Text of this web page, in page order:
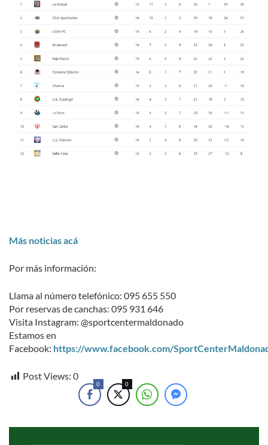
Más noticias acá
Por más información:
Llama al número telefónico: 095 655 550
Por reservas de canchas: 095 931 646
Visita Instagram: @sportcentermaldonado
Estamos en
Facebook: https://www.facebook.com/
Post Views: 0
0 0